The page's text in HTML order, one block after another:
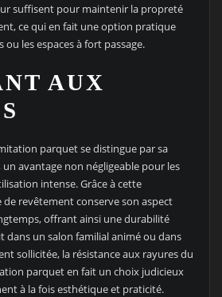
suffisent pour maintenir la propreté
ce qui en fait une option pratique
ou les espaces à fort passage.
AUX
parquet se distingue par sa
avantage non négligeable pour les
intense. Grâce à cette
revêtement conserve son aspect
offrant ainsi une durabilité
dans un salon familial animé ou dans
sollicitée, la résistance aux rayures du
parquet en fait un choix judicieux
à la fois esthétique et praticité.